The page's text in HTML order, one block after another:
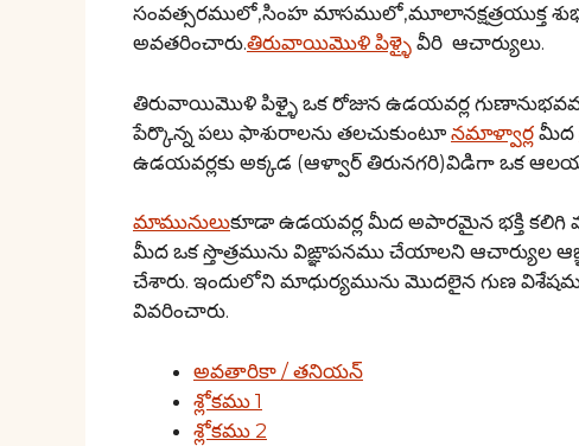
సంవత్సరములో,సింహ మాసములో,మూలానక్షత్రయుక్త
అవతరించారు.తిరువాయిమొళి పిళ్ళై వీరి ఆచార్యులు.
తిరువాయిమొళి పిళ్ళై ఒక రోజున ఉడయవర్ల
పేర్కొన్న పలు ఫాశురాలను తలచుకుంటూ నమాళ్వార్ల మీద
ఉడయవర్లకు అక్కడ (ఆళ్వార్ తిరునగరి)విడిగా ఒక
మామునులుకూడా ఉడయవర్ల మీద అపారమైన భక్తి కలిగి
మీద ఒక స్తొత్రమును విఙ్ఞాపనము చేయాలని ఆచార్యుల
చేశారు. ఇందులోని మాధుర్యమును మొదలైన గుణ
వివరించారు.
అవతారికా / తనియన్
శ్లోకము 1
శ్లోకము 2